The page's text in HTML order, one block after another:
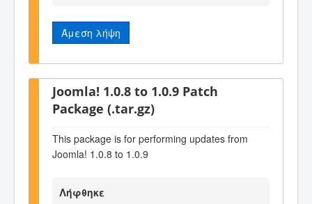
Άμεση λήψη
Joomla! 1.0.8 to 1.0.9 Patch
Package (.tar.gz)
This package is for performing updates from
Joomla! 1.0.8 to 1.0.9
Λήφθηκε